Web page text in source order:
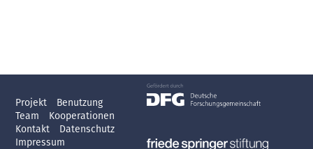
Projekt
Benutzung
Team
Kooperationen
Kontakt
Datenschutz
Impressum